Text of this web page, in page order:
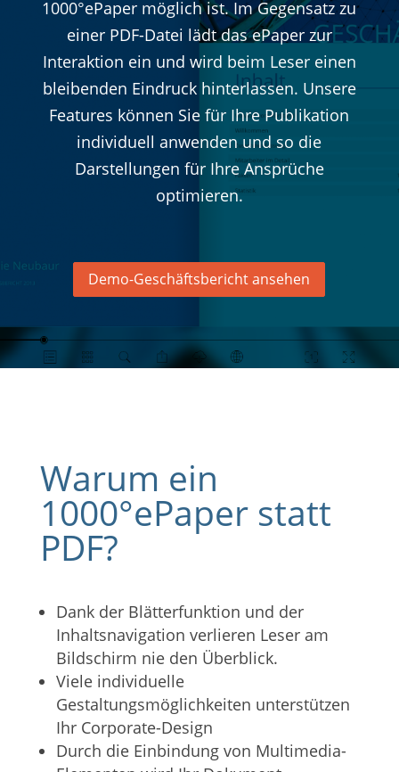
1000°ePaper möglich ist. Im Gegensatz zu
einer PDF-Datei lädt das ePaper zur
Interaktion ein und wird beim Leser einen
bleibenden Eindruck hinterlassen. Unsere
Features können Sie für Ihre Publikation
individuell anwenden und so die
Darstellungen für Ihre Ansprüche
optimieren.
Demo-Geschäftsbericht ansehen
Warum ein
1000°ePaper statt
PDF?
Dank der Blätterfunktion und der
Inhaltsnavigation verlieren Leser am
Bildschirm nie den Überblick.
Viele individuelle
Gestaltungsmöglichkeiten unterstützen
Ihr Corporate-Design
Durch die Einbindung von Multimedia-